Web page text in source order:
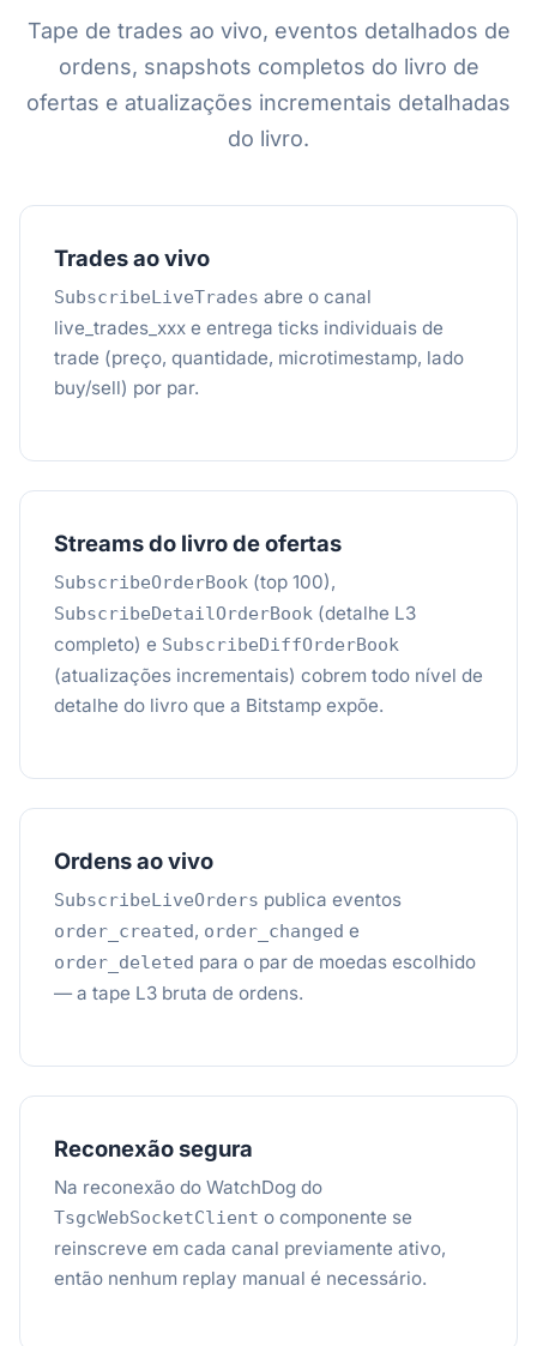
Tape de trades ao vivo, eventos detalhados de
ordens, snapshots completos do livro de
ofertas e atualizações incrementais detalhadas
do livro.
Trades ao vivo
SubscribeLiveTrades abre o canal
live_trades_xxx e entrega ticks individuais de
trade (preço, quantidade, microtimestamp, lado
buy/sell) por par.
Streams do livro de ofertas
SubscribeOrderBook (top 100),
SubscribeDetailOrderBook (detalhe L3
completo) e SubscribeDiffOrderBook
(atualizações incrementais) cobrem todo nível de
detalhe do livro que a Bitstamp expõe.
Ordens ao vivo
SubscribeLiveOrders publica eventos
order_created, order_changed e
order_deleted para o par de moedas escolhido
— a tape L3 bruta de ordens.
Reconexão segura
Na reconexão do WatchDog do
TsgcWebSocketClient o componente se
reinscreve em cada canal previamente ativo,
então nenhum replay manual é necessário.